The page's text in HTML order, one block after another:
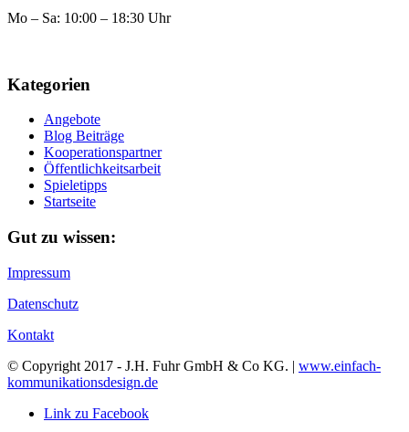
Mo – Sa: 10:00 – 18:30 Uhr
Kategorien
Angebote
Blog Beiträge
Kooperationspartner
Öffentlichkeitsarbeit
Spieletipps
Startseite
Gut zu wissen:
Impressum
Datenschutz
Kontakt
© Copyright 2017 - J.H. Fuhr GmbH & Co KG. | www.einfach-
kommunikationsdesign.de
Link zu Facebook